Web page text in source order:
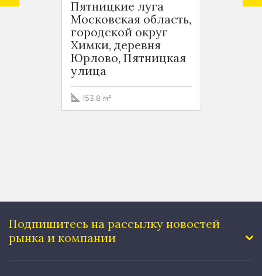
Пятницкие луга
Московская область,
городской округ
Химки, деревня
Юрлово, Пятницкая
улица
153.8 м²
Подпишитесь на рассылку новостей
рынка и компании